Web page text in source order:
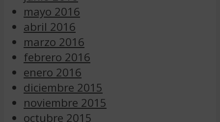
mayo 2016
abril 2016
marzo 2016
febrero 2016
enero 2016
diciembre 2015
noviembre 2015
octubre 2015